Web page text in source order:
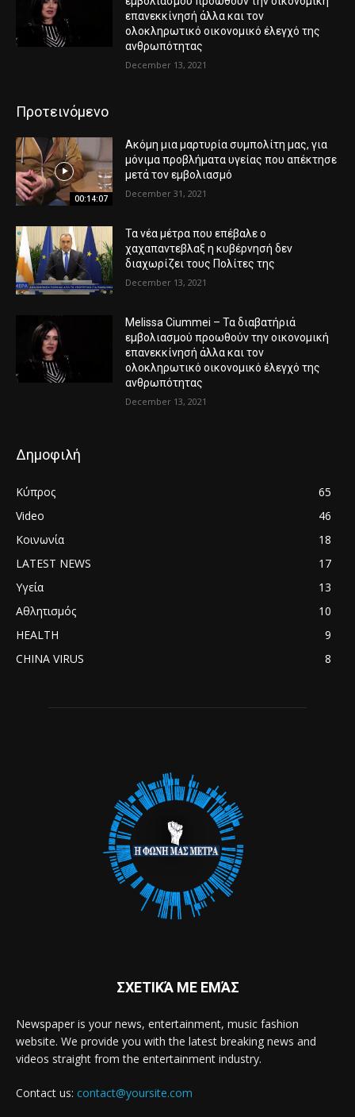
επανεκκίνησή άλλα και τον
ολοκληρωτικό οικονομικό έλεγχό της
ανθρωπότητας
December 13, 2021
Προτεινόμενο
00:14:07
Ακόμη μια μαρτυρία συμπολίτη μας, για
μόνιμα προβλήματα υγείας που απέκτησε
μετά τον εμβολιασμό
December 31, 2021
Τα νέα μέτρα που επέβαλε ο
χαχαπαντεβλαξ η κυβέρνησή δεν
διαχωρίζει τους Πολίτες της
December 13, 2021
Melissa Ciummei – Τα διαβατήριά
εμβολιασμού προωθούν την οικονομική
επανεκκίνησή άλλα και τον
ολοκληρωτικό οικονομικό έλεγχό της
ανθρωπότητας
December 13, 2021
Δημοφιλή
Κύπρος
65
Video
46
Κοινωνία
18
LATEST NEWS
17
Υγεία
13
Αθλητισμός
10
HEALTH
9
CHINA VIRUS
8
ΣΧΕΤΙΚΆ ΜΕ ΕΜΆΣ
Newspaper is your news, entertainment, music fashion
website. We provide you with the latest breaking news and
videos straight from the entertainment industry.
Contact us: contact@yoursite.com